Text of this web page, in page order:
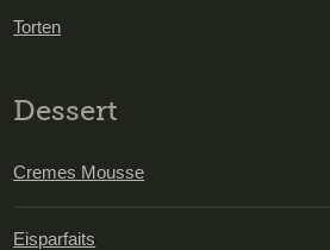
Torten
Dessert
Cremes Mousse
Eisparfaits